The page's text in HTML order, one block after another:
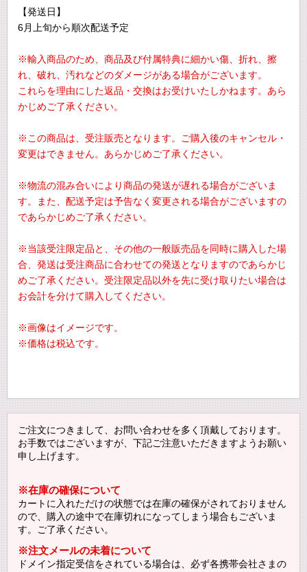
【発送日】
6月上旬から順次配送予定
※輸入商品のため、商品及び付属特典に細かい傷、折れ、擦
れ、破れ、汚れなどのダメージがある場合がございます。
これらを理由にした返品・交換はお受けいたしかねます。あら
かじめご了承ください。
※この商品は、受注販売となります。ご購入後のキャンセル・
変更はできません。あらかじめご了承ください。
※物流の混み合いにより商品の発送が遅れる場合がございま
す。また、配送予定は予告なく変更される場合がございますの
であらかじめご了承ください。
※当該受注限定品と、その他の一般販売品を同時に購入した場
合、発送は受注商品に合わせての発送となりますのであらかじ
めご了承ください。受注限定品以外を先に受け取りたい場合は
お会計を分けて購入してください。
※画像はイメージです。
※価格は税込です。
ご注文につきまして、お問い合わせを多く頂戴しております。
お手数ではございますが、下記ご注意いただきますようお願い
申し上げます。
※在庫の確保について
カートに入れただけの状態では在庫の確保がされておりません
ので、購入の途中で在庫切れになってしまう場合もございま
す。ご了承ください。
※注文メールの未着について
ドメイン指定受信をされている場合は、必ず各携帯会社さまの